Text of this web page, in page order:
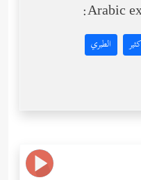
Arabic
الطبري